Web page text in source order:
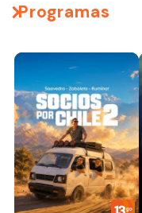
Programas